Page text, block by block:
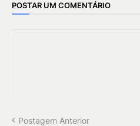
POSTAR UM COMENTÁRIO
Postagem Anterior